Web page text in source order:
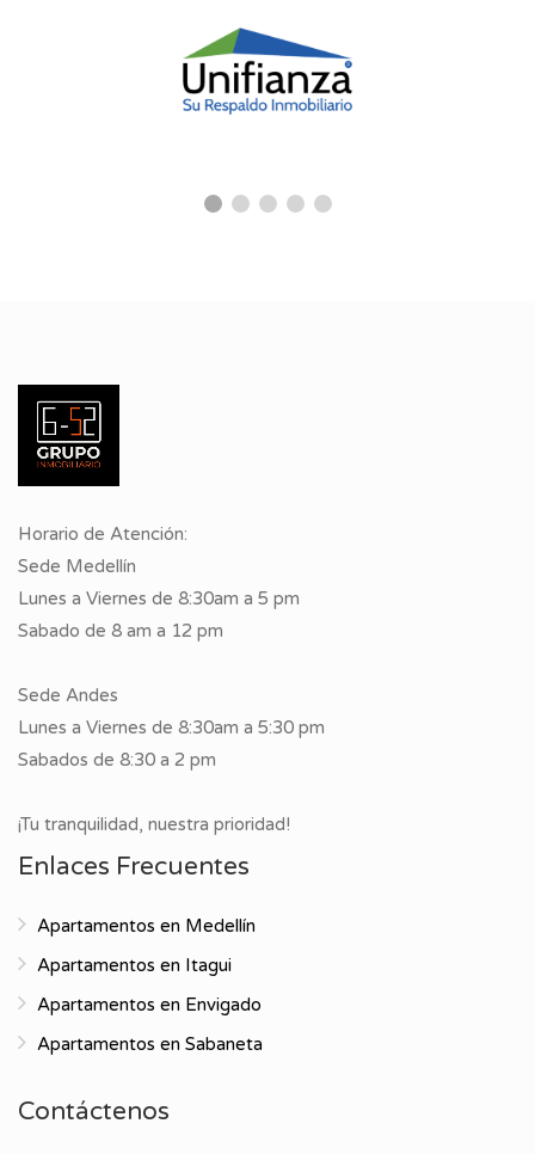
Horario de Atención:
Sede Medellín
Lunes a Viernes de 8:30am a 5 pm
Sabado de 8 am a 12 pm
Sede Andes
Lunes a Viernes de 8:30am a 5:30 pm
Sabados de 8:30 a 2 pm
¡Tu tranquilidad, nuestra prioridad!
Enlaces Frecuentes
Apartamentos en Medellín
Apartamentos en Itagui
Apartamentos en Envigado
Apartamentos en Sabaneta
Contáctenos